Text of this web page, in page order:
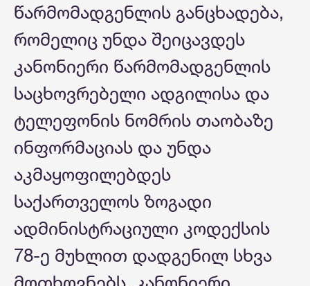
წარმომადგენლის განცხადება,
რომელიც უნდა შეიცავდეს
კანონიერი წარმომადგენლის
საცხოვრებელი ადგილისა და
ტელეფონის ნომრის თაობაზე
ინფორმაციას და უნდა
აკმაყოფილებდეს
საქართველოს ზოგადი
ადმინისტრაციული კოდექსის
78-ე მუხლით დადგენილ სხვა